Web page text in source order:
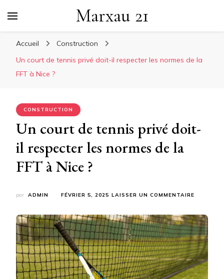
Marxau 21
Accueil
Construction
Un court de tennis privé doit-il respecter les normes de la
FFT à Nice ?
CONSTRUCTION
Un court de tennis privé doit-
il respecter les normes de la
FFT à Nice ?
par ADMIN FÉVRIER 5, 2025 LAISSER UN COMMENTAIRE
DE
TENNIS
PRIVÉ
DOIT-
IL
LES